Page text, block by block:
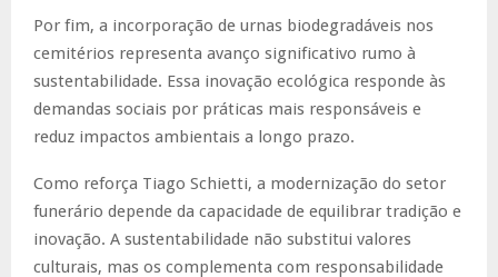
Por fim, a incorporação de urnas biodegradáveis nos
cemitérios representa avanço significativo rumo à
sustentabilidade. Essa inovação ecológica responde às
demandas sociais por práticas mais responsáveis e
reduz impactos ambientais a longo prazo.
Como reforça Tiago Schietti, a modernização do setor
funerário depende da capacidade de equilibrar tradição e
inovação. A sustentabilidade não substitui valores
culturais, mas os complementa com responsabilidade